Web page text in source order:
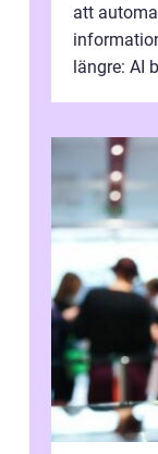
att
längre: AI